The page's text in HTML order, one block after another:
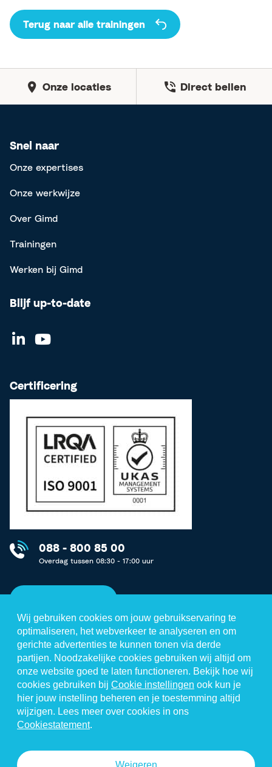
Terug naar alle trainingen
Onze locaties Direct bellen
Snel naar
Onze expertises
Onze werkwijze
Over Gimd
Trainingen
Werken bij Gimd
Blijf up-to-date
Certificering
088 - 800 85 00
Overdag tussen 08:30 - 17:00 uur
Disclaimer
Privacystatement
Cookiestatement
Algemene voorwaarden
Cookie instellingen
Wij gebruiken cookies om jouw gebruikservaring te
optimaliseren, het webverkeer te analyseren en om
gerichte advertenties te kunnen tonen via derde
partijen. Noodzakelijke cookies gebruiken wij altijd om
onze website goed te laten functioneren. Bekijk hoe wij
cookies gebruiken bij Cookie instellingen ook kun je
hier jouw instelling beheren en je toestemming altijd
wijzigen. Lees meer over cookies in ons
Cookiestatement.
Weigeren